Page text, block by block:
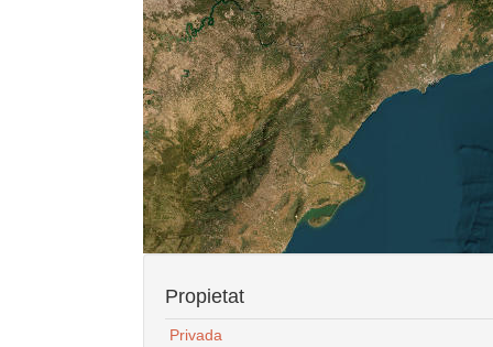
Propietat
Privada